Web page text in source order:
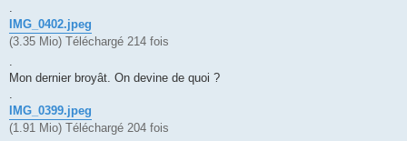
g
e
IMG_0402.jpeg
(3.35 Mio) Téléchargé 214 fois
Mon dernier broyât. On devine de quoi ?
IMG_0399.jpeg
(1.91 Mio) Téléchargé 204 fois